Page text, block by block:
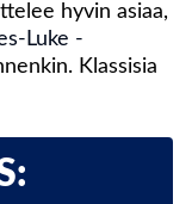
hyvin asiaa,
Luke -
Klassisia